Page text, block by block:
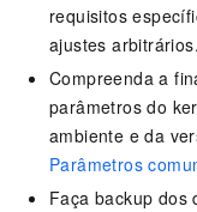
requisitos
ajustes arbitrários.
Compreenda a
parâmetros do
ambiente e da
Parâmetros
Faça backup dos